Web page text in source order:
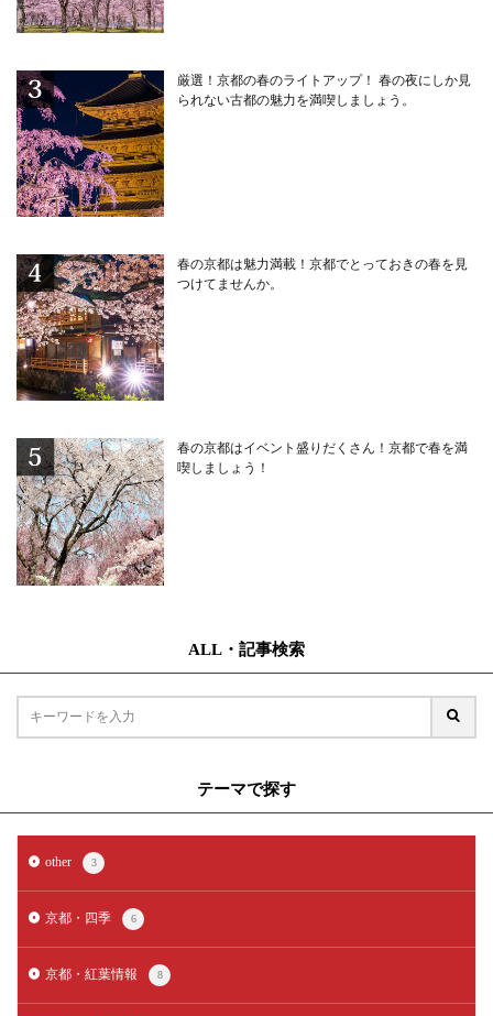
厳選！京都の春のライトアップ！ 春の夜にしか見
られない古都の魅力を満喫しましょう。
春の京都は魅力満載！京都でとっておきの春を見
つけてませんか。
春の京都はイベント盛りだくさん！京都で春を満
喫しましょう！
ALL・記事検索
テーマで探す
other 3
京都・四季 6
京都・紅葉情報 8